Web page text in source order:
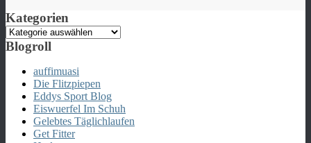
Kategorien
Kategorien
Blogroll
auffimuasi
Die Flitzpiepen
Eddys Sport Blog
Eiswuerfel Im Schuh
Gelebtes Täglichlaufen
Get Fitter